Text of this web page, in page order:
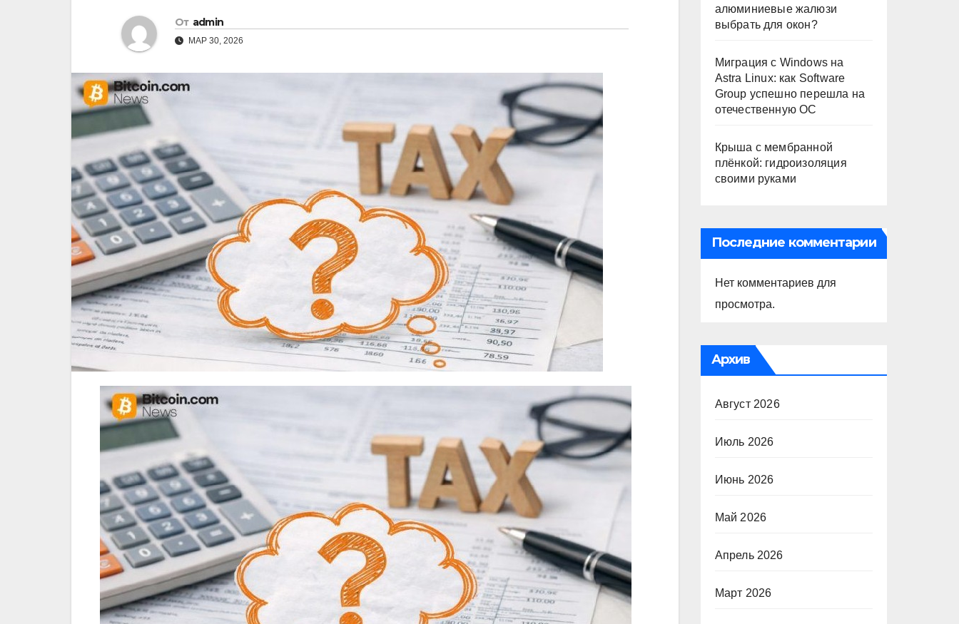
От admin
МАР 30, 2026
алюминиевые жалюзи
выбрать для окон?
Миграция с Windows на
Astra Linux: как Software
Group успешно перешла на
отечественную ОС
Крыша с мембранной
плёнкой: гидроизоляция
своими руками
Последние комментарии
Нет комментариев для
просмотра.
Архив
Август 2026
Июль 2026
Июнь 2026
Май 2026
Апрель 2026
Март 2026